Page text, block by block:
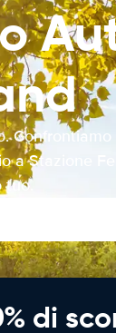
a Stazione
tuo.
di